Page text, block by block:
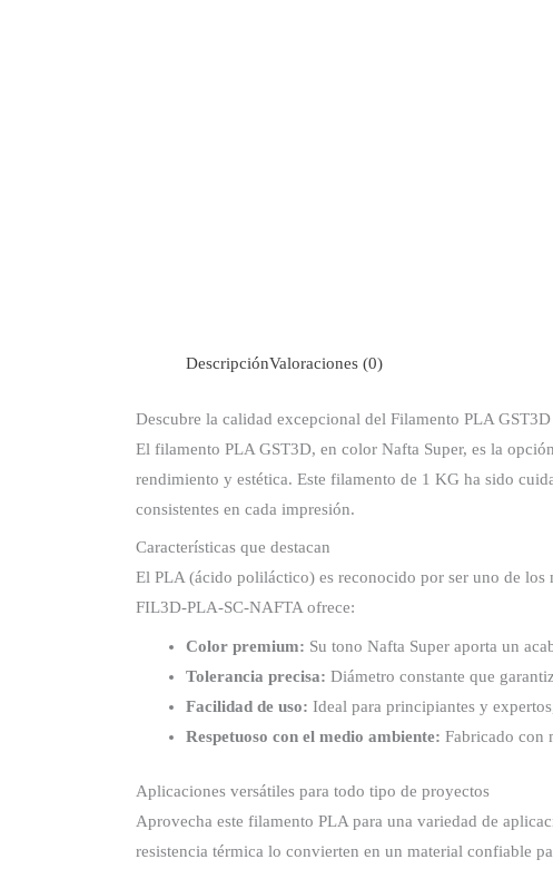
DescripciónValoraciones (0)
Descubre la calidad excepcional del Filamento PLA GST3D
El filamento PLA GST3D, en color Nafta Super, es la
rendimiento y estética. Este filamento de 1 KG ha sido
consistentes en cada impresión.
Características que destacan
El PLA (ácido poliláctico) es reconocido por ser uno de
FIL3D-PLA-SC-NAFTA ofrece:
Color premium: Su tono Nafta Super aporta un
Tolerancia precisa: Diámetro constante que
Facilidad de uso: Ideal para principiantes y
Respetuoso con el medio ambiente: Fabricado con
Aplicaciones versátiles para todo tipo de proyectos
Aprovecha este filamento PLA para una variedad de
resistencia térmica lo convierten en un material confiable